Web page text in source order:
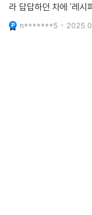
라 답답하던 차에 '레시
부터 말하자면, 저처럼
어보고 싶은 사
n*******5